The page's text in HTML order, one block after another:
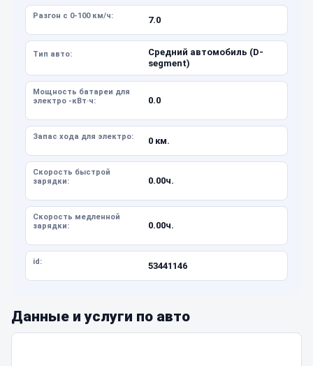
Разгон с 0-100 км/ч: 7.0
Тип авто:
Средний автомобиль (D-
segment)
Мощность батареи для
электро -кВт·ч:
0.0
Запас хода для электро: 0 км.
Скорость быстрой
зарядки:
0.00ч.
Скорость медленной
зарядки:
0.00ч.
id: 53441146
Данные и услуги по авто